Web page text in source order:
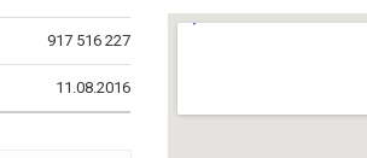
917 516 227
11.08.2016